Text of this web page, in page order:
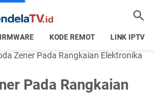
KODE REMOT LINK IPTV
Zener Pada Rangkaian Elektronika
Pada Rangkaian